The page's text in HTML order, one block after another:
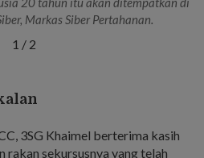
Markas Siber Pertahanan.
1 / 2
3SG Khaimel berterima kasih
rakan sekursusnya yang telah